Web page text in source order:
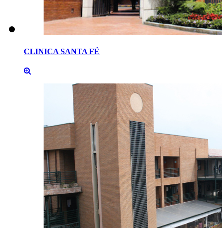
CLINICA SANTA FÉ